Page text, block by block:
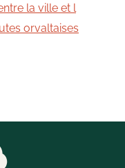
la ville et l
orvaltaises